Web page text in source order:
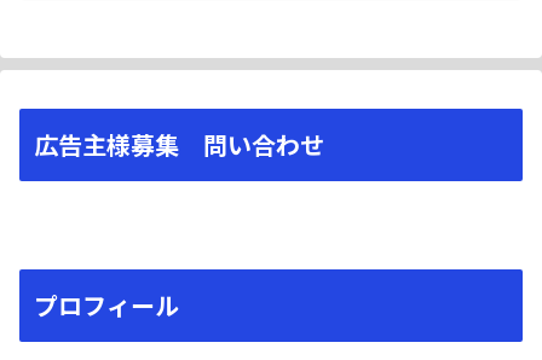
広告主様募集 問い合わせ
プロフィール